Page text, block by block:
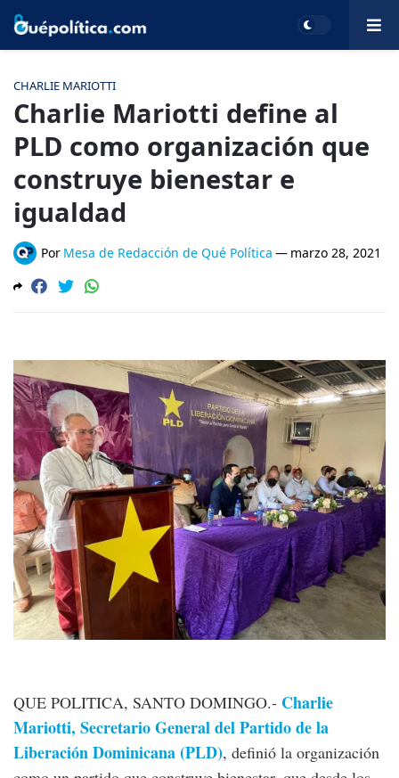
CHARLIE MARIOTTI
Charlie Mariotti define al
PLD como organización que
construye bienestar e
igualdad
Por Mesa de Redacción de Qué Política — marzo 28, 2021
QUE POLITICA, SANTO DOMINGO.- Charlie
Mariotti, Secretario General del Partido de la
Liberación Dominicana (PLD), definió la organización